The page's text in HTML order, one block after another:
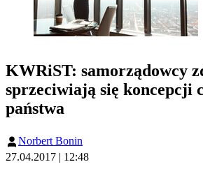
KWRiST: samorządowcy
sprzeciwiają się koncepcji
państwa
Norbert Bonin
27.04.2017 | 12:48